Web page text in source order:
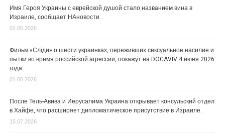
Имя Героя Украины с еврейской душой стало названием вина в
Израиле, сообщает НАновости.
02.06.2026
Фильм «Сліди» о шести украинках, переживших сексуальное насилие и
пытки во время российской агрессии, покажут на DOCAVIV 4 июня 2026
года.
01.06.2026
После Тель-Авива и Иерусалима Украина открывает консульский отдел
в Хайфе, что расширяет дипломатическое присутствие в Израиле.
15.07.2026